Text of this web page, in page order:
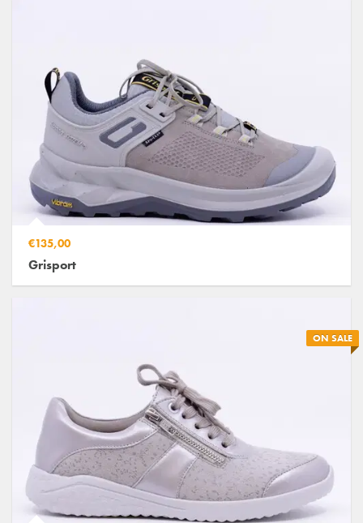
€135,00
Grisport
ON SALE